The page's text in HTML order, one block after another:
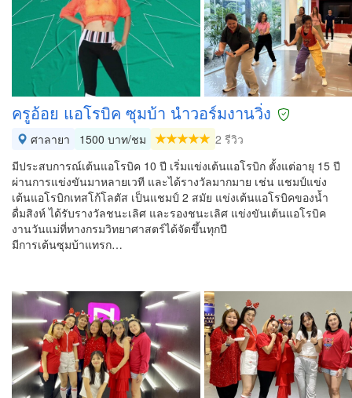
ครูอ้อย แอโรบิค ซุมบ้า นำวอร์มงานวิ่ง
ศาลายา 1500 บาท/ชม
2 รีวิว
มีประสบการณ์เต้นแอโรบิค 10 ปี เริ่มแข่งเต้นแอโรบิก ตั้งแต่อายุ 15 ปี
ผ่านการแข่งขันมาหลายเวที และได้รางวัลมากมาย เช่น แชมป์แข่ง
เต้นแอโรบิกเทสโก้โลตัส เป็นแชมป์ 2 สมัย แข่งเต้นแอโรบิคของน้ำ
ดื่มสิงห์ ได้รับรางวัลชนะเลิศ และรองชนะเลิศ แข่งขันเต้นแอโรบิค
งานวันแม่ที่ทางกรมวิทยาศาสตร์ได้จัดขึ้นทุกปี
มีการเต้นซุมบ้าแทรก…